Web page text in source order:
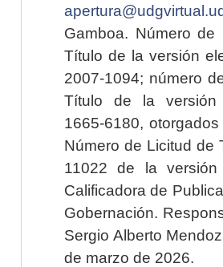
Gamboa. Número
Título de la versión
2007-1094; número
Título de la versión
1665-6180,
Número de Licitud de
11022 de la
Calificadora de
Gobernación.
Sergio Alberto
de marzo de 2026.